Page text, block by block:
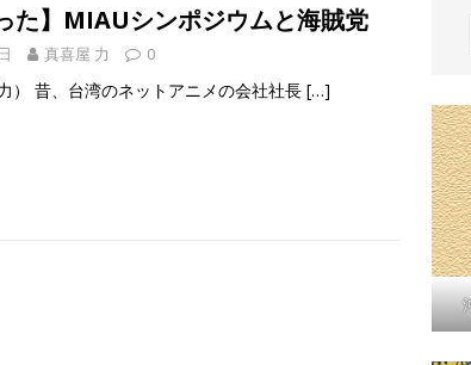
た】MIAUシンポジウムと海賊党
真喜屋 力 0
） 昔、台湾のネットアニメの会社社長 […]